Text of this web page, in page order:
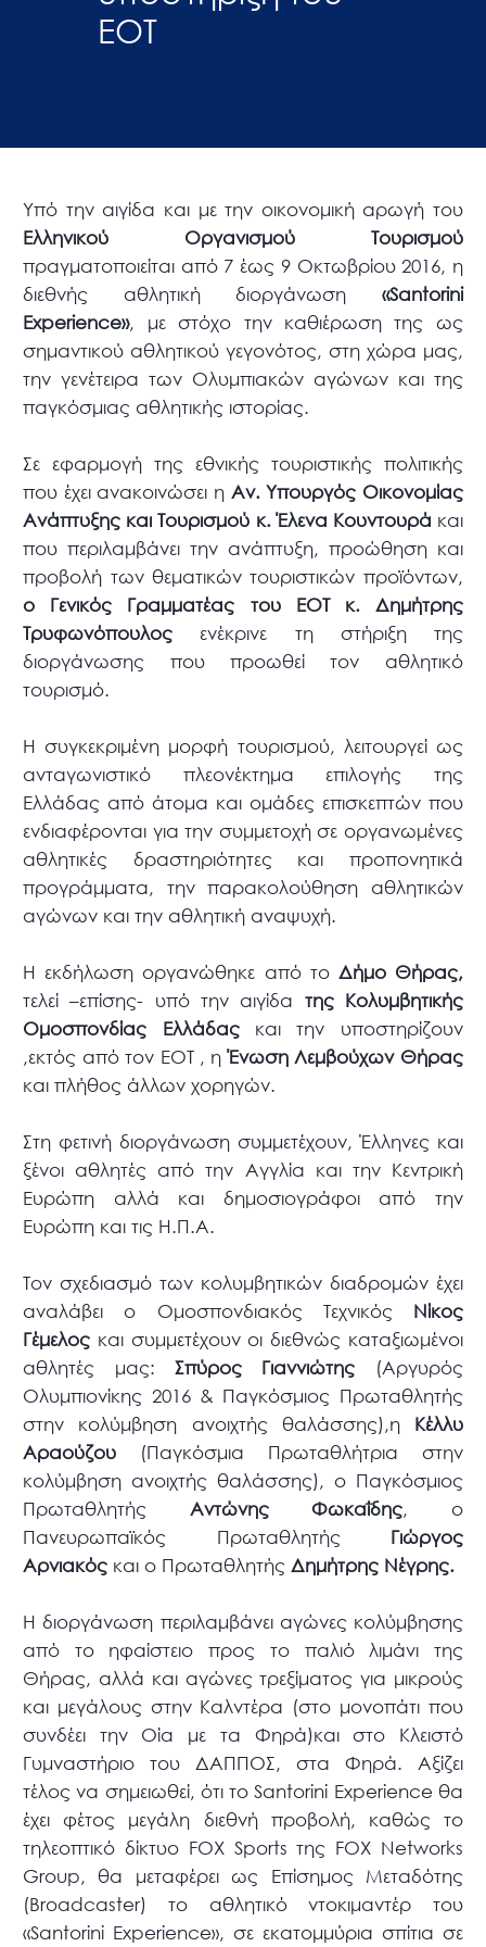
ΕΟΤ
Υπό την αιγίδα και με την οικονομική αρωγή του
Ελληνικού Οργανισμού Τουρισμού
πραγματοποιείται από 7 έως 9 Οκτωβρίου 2016, η
διεθνής αθλητική διοργάνωση «Santorini
Experience», με στόχο την καθιέρωση της ως
σημαντικού αθλητικού γεγονότος, στη χώρα μας,
την γενέτειρα των Ολυμπιακών αγώνων και της
παγκόσμιας αθλητικής ιστορίας.
Σε εφαρμογή της εθνικής τουριστικής πολιτικής
που έχει ανακοινώσει η Αν. Υπουργός Οικονομίας
Ανάπτυξης και Τουρισμού κ. Έλενα Κουντουρά και
που περιλαμβάνει την ανάπτυξη, προώθηση και
προβολή των θεματικών τουριστικών προϊόντων,
ο Γενικός Γραμματέας του ΕΟΤ κ. Δημήτρης
Τρυφωνόπουλος ενέκρινε τη στήριξη της
διοργάνωσης που προωθεί τον αθλητικό
τουρισμό.
Η συγκεκριμένη μορφή τουρισμού, λειτουργεί ως
ανταγωνιστικό πλεονέκτημα επιλογής της
Ελλάδας από άτομα και ομάδες επισκεπτών που
ενδιαφέρονται για την συμμετοχή σε οργανωμένες
αθλητικές δραστηριότητες και προπονητικά
προγράμματα, την παρακολούθηση αθλητικών
αγώνων και την αθλητική αναψυχή.
Η εκδήλωση οργανώθηκε από το Δήμο Θήρας,
τελεί –επίσης- υπό την αιγίδα της Κολυμβητικής
Ομοσπονδίας Ελλάδαςκαι την υποστηρίζουν
,εκτός από τον ΕΟΤ , η Ένωση Λεμβούχων Θήρας
και πλήθος άλλων χορηγών.
Στη φετινή διοργάνωση συμμετέχουν, Έλληνες και
ξένοι αθλητές από την Αγγλία και την Κεντρική
Ευρώπη αλλά και δημοσιογράφοι από την
Ευρώπη και τις Η.Π.Α.
Τον σχεδιασμό των κολυμβητικών διαδρομών έχει
αναλάβει ο Ομοσπονδιακός Τεχνικός Νίκος
Γέμελος και συμμετέχουν οι διεθνώς καταξιωμένοι
αθλητές μας: Σπύρος Γιαννιώτης (Αργυρός
Ολυμπιονίκης 2016 & Παγκόσμιος Πρωταθλητής
στην κολύμβηση ανοιχτής θαλάσσης),η Κέλλυ
Αραούζου (Παγκόσμια Πρωταθλήτρια στην
κολύμβηση ανοιχτής θαλάσσης), ο Παγκόσμιος
Πρωταθλητής Αντώνης Φωκαΐδης, ο
Πανευρωπαϊκός Πρωταθλητής Γιώργος
Αρνιακός και ο Πρωταθλητής Δημήτρης Νέγρης.
Η διοργάνωση περιλαμβάνει αγώνες κολύμβησης
από το ηφαίστειο προς το παλιό λιμάνι της
Θήρας, αλλά και αγώνες τρεξίματος για μικρούς
και μεγάλους στην Καλντέρα (στο μονοπάτι που
συνδέει την Οία με τα Φηρά)και στο Κλειστό
Γυμναστήριο του ΔΑΠΠΟΣ, στα Φηρά. Αξίζει
τέλος να σημειωθεί, ότι το Santorini Experience θα
έχει φέτος μεγάλη διεθνή προβολή, καθώς το
τηλεοπτικό δίκτυο FOX Sports της FOX Networks
Group, θα μεταφέρει ως Επίσημος Μεταδότης
(Broadcaster) το αθλητικό ντοκιμαντέρ του
«Santorini Experience», σε εκατομμύρια σπίτια σε